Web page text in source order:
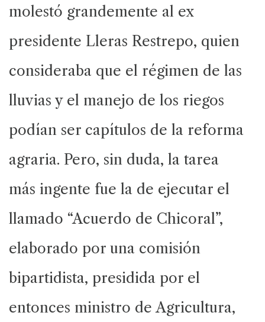
molestó grandemente al ex
presidente Lleras Restrepo, quien
consideraba que el régimen de las
lluvias y el manejo de los riegos
podían ser capítulos de la reforma
agraria. Pero, sin duda, la tarea
más ingente fue la de ejecutar el
llamado “Acuerdo de Chicoral”,
elaborado por una comisión
bipartidista, presidida por el
entonces ministro de Agricultura,